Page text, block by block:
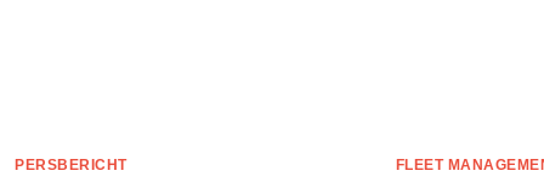
PERSBERICHT FLEET